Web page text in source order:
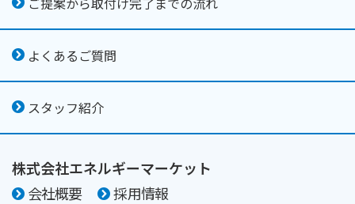
よくあるご質問
スタッフ紹介
株式会社エネルギーマーケット
会社概要
採用情報